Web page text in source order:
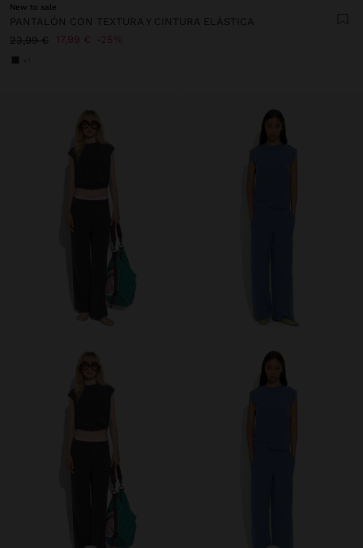
New to sale
PANTALÓN CON TEXTURA Y CINTURA ELÁSTICA
23,99 €
17,99 € 25%